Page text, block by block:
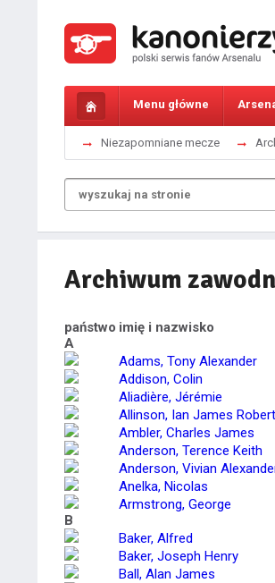
Menu główne
Niezapomniane mecze
Archiwum
państwo imię i nazwisko
A
Adams, Tony Alexander
Addison, Colin
Aliadière, Jérémie
Allinson, Ian James Robert
Ambler, Charles James
Anderson, Terence Keith
Anderson, Vivian
Anelka, Nicolas
Armstrong, George
B
Baker, Alfred
Baker, Joseph Henry
Ball, Alan James